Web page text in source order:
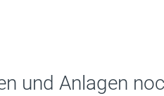
und Anlagen